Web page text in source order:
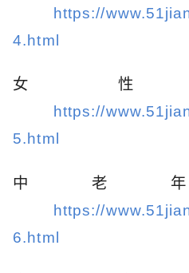
https://
4.html
女性
https://
5.html
中老
https://
6.html